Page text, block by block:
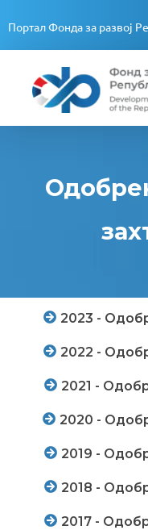
Портал Фонда за развој
Fond za razvoj Republike Srbije
2023 -
2022 -
2021 -
2020 -
2019 -
2018 -
2017 -